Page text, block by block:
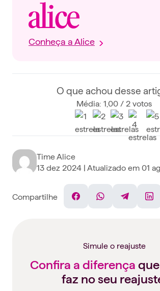
Conheça a Alice
O que achou desse
Média: 1,00 / 2 votos
Time Alice
13 dez 2024 | Atualizado em 01
Compartilhe
FacebookWhatsAppTelegram
Simule o reajuste
Confira a diferença
faz no seu